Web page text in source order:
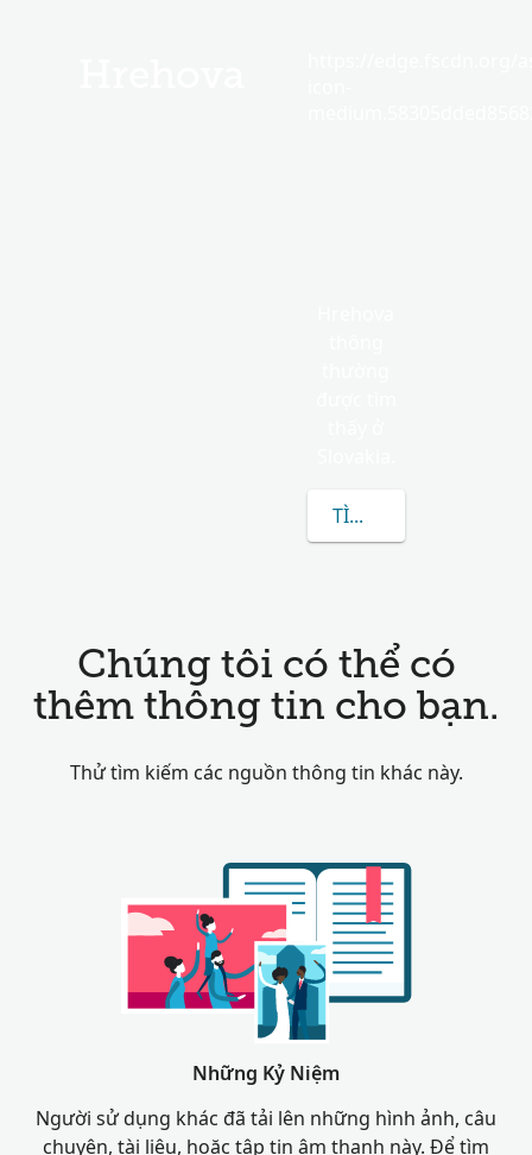
TÌM HIỂU THÊM VỀ
Chúng tôi có thể có
thêm thông tin cho bạn.
Thử tìm kiếm các nguồn thông tin khác này.
Những Kỷ Niệm
Người sử dụng khác đã tải lên những hình ảnh, câu
chuyện, tài liệu, hoặc tập tin âm thanh này. Để tìm